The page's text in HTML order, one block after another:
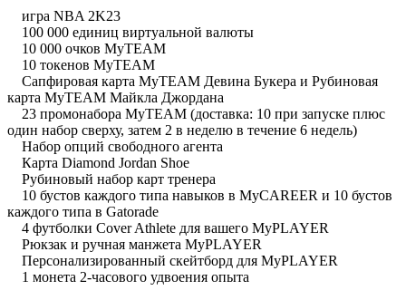
игра NBA 2K23
100 000 единиц виртуальной валюты
10 000 очков MyTEAM
10 токенов MyTEAM
Сапфировая карта MyTEAM Девина Букера и Рубиновая
карта MyTEAM Майкла Джордана
23 промонабора MyTEAM (доставка: 10 при запуске плюс
один набор сверху, затем 2 в неделю в течение 6 недель)
Набор опций свободного агента
Карта Diamond Jordan Shoe
Рубиновый набор карт тренера
10 бустов каждого типа навыков в MyCAREER и 10 бустов
каждого типа в Gatorade
4 футболки Cover Athlete для вашего MyPLAYER
Рюкзак и ручная манжета MyPLAYER
Персонализированный скейтборд для MyPLAYER
1 монета 2-часового удвоения опыта